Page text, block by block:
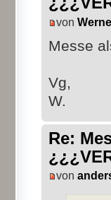
von
Messe
Vg,
W.
Re:
von